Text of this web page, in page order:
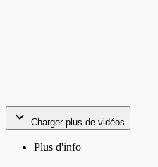
Charger plus de vidéos
Plus d'info